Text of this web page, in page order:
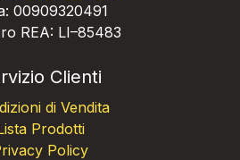
00909320491
REA: LI–85483
Clienti
di Vendita
Prodotti
Policy